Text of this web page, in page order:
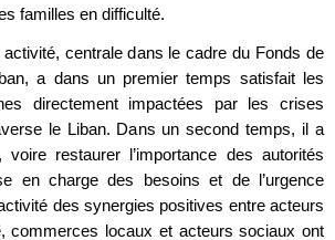
familles en difficulté.
centrale dans le cadre du Fonds de
a dans un premier temps satisfait les
directement impactées par les crises
le Liban. Dans un second temps, il a
restaurer l’importance des autorités
en charge des besoins et de l’urgence
des synergies positives entre acteurs
commerces locaux et acteurs sociaux ont